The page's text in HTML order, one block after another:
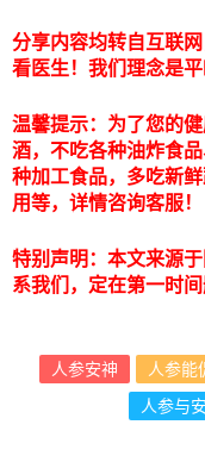
分享内容均转自互联
看医生！我们理念是
温馨提示：为了您的
酒，不吃各种油炸食
种加工食品，多吃新
用等，详情咨询客服！
特别声明：本文来源
系我们，定在第一时间
人参安神 人参能
人参与